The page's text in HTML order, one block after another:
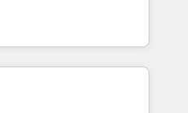
Solutions, Digital
a fully
every single revenue-
We’re proud
and devout CRM
custom digital